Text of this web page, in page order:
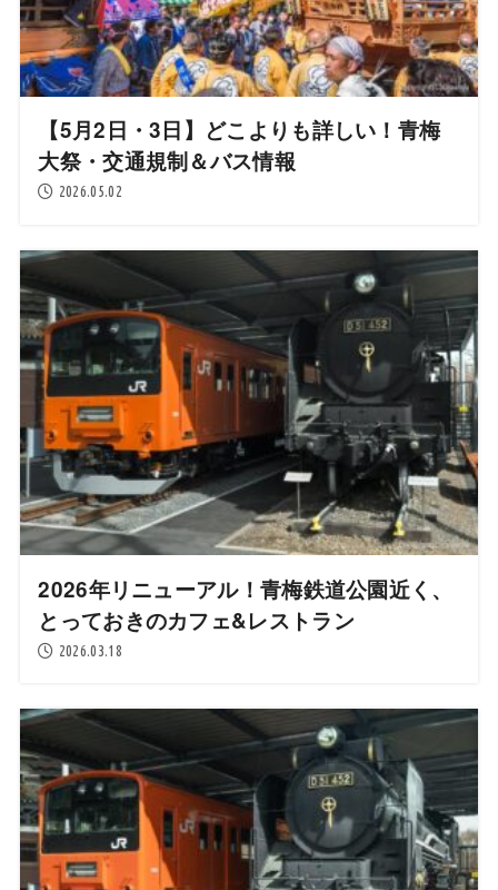
【5月2日・3日】どこよりも詳しい！青梅
大祭・交通規制＆バス情報
2026.05.02
2026年リニューアル！青梅鉄道公園近く、
とっておきのカフェ&レストラン
2026.03.18